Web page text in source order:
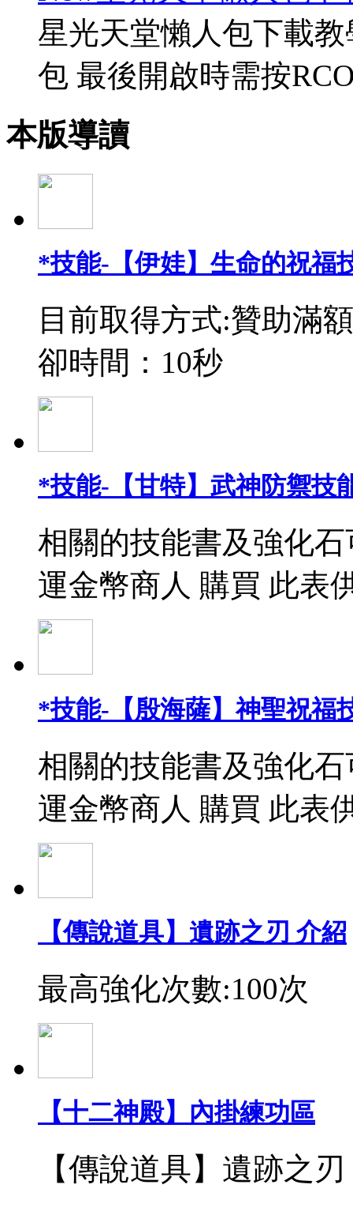
星光天堂懶人包下載
包 最後開啟時需按
本版導讀
*技能-【伊娃】生命的祝福
目前取得方式:贊助滿
卻時間：10秒
*技能-【甘特】武神防禦技
相關的技能書及強化
運金幣商人 購買 此表
*技能-【殷海薩】神聖祝福
相關的技能書及強化
運金幣商人 購買 此表
【傳說道具】遺跡之刃 介紹
最高強化次數:100次
【十二神殿】內掛練功區
【傳說道具】遺跡之